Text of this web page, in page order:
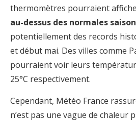
thermomètres pourraient
au-dessus des normales
potentiellement des records
et début mai. Des villes comme
pourraient voir leurs
25°C respectivement.
Cependant, Météo France
n’est pas une vague de chaleur